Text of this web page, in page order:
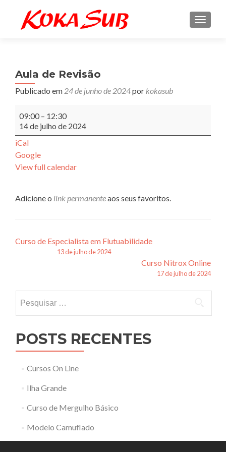
Aula de Revisão
Publicado em 24 de junho de 2024por kokasub
de
Revisão
09:00 – 12:30
14 de julho de 2024
iCal
Google
View full calendar
Adicione o link permanenteaos seus favoritos.
Navegação
Curso de Especialista em Flutuabilidade
13 de julho de 2024
Curso Nitrox Online
17 de julho de 2024
por:
POSTS RECENTES
Cursos On Line
Ilha Grande
Curso de Mergulho Básico
Modelo Camuflado